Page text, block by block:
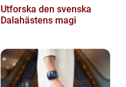
Utforska den svenska
Dalahästens magi